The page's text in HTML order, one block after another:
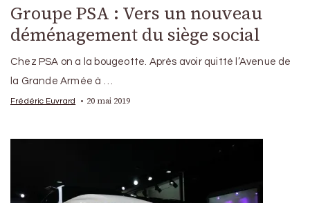
Groupe PSA : Vers un nouveau
déménagement du siège social
Chez PSA on a la bougeotte. Après avoir quitté l’Avenue de
la Grande Armée à …
Frédéric Euvrard 20 mai 2019